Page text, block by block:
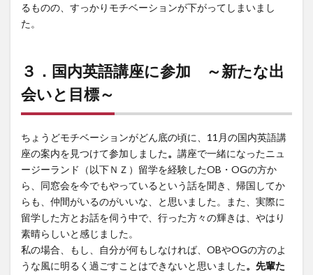
るものの、すっかりモチベーションが下がってしまいまし
た。
３． 国内英語講座に参加 ～新たな出
会いと目標～
ちょうどモチベーションがどん底の頃に、11月の国内英語講
座の案内を見つけて参加しました。 講座で一緒になったニュ
ージーランド（以下ＮＺ）留学を経験したOB・OGの方か
ら、同窓会を今でもやっているという話を聞き、帰国してか
らも、仲間がいるのがいいな、と思いました。また、実際に
留学した方とお話を伺う中で、行った方々の輝きは、やはり
素晴らしいと感じました。
私の場合、もし、自分が何もしなければ、OBやOGの方のよ
うな風に明るく過ごすことはできないと思いました。先輩た